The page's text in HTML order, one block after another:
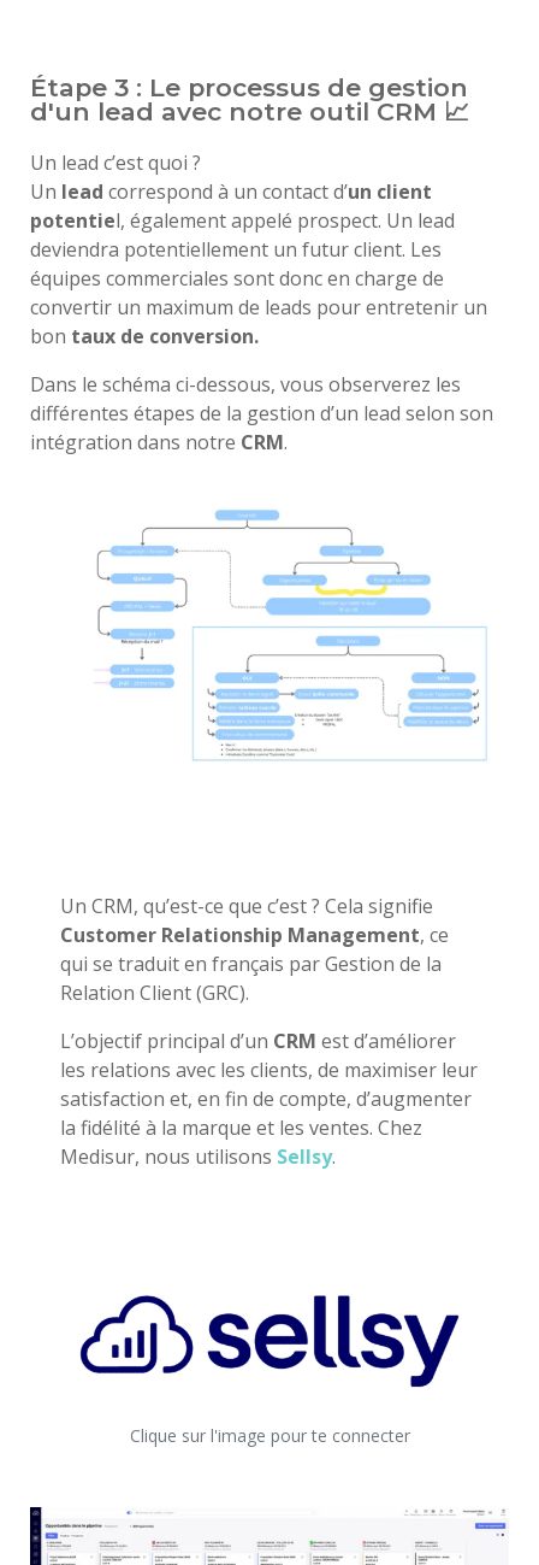
Étape 3 : Le processus de gestion
d'un lead avec notre outil CRM 📈
Un lead c’est quoi ?
Un lead correspond à un contact d’un client
potentiel, également appelé prospect. Un lead
deviendra potentiellement un futur client. Les
équipes commerciales sont donc en charge de
convertir un maximum de leads pour entretenir un
bon taux de conversion.
Dans le schéma ci-dessous, vous observerez les
différentes étapes de la gestion d’un lead selon son
intégration dans notre CRM.
Un CRM, qu’est-ce que c’est ? Cela signifie
Customer Relationship Management, ce
qui se traduit en français par Gestion de la
Relation Client (GRC).
L’objectif principal d’un CRM est d’améliorer
les relations avec les clients, de maximiser leur
satisfaction et, en fin de compte, d’augmenter
la fidélité à la marque et les ventes. Chez
Medisur, nous utilisons Sellsy.
Clique sur l'image pour te connecter